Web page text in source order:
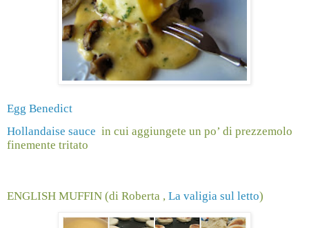
Egg Benedict
Hollandaise sauce in cui aggiungete un po’ di prezzemolo
finemente tritato
ENGLISH MUFFIN (di Roberta , La valigia sul letto)